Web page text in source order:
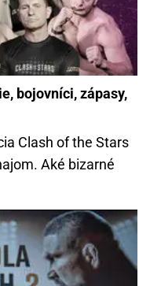
bojovníci, zápasy,
Clash of the Stars
Aké bizarné